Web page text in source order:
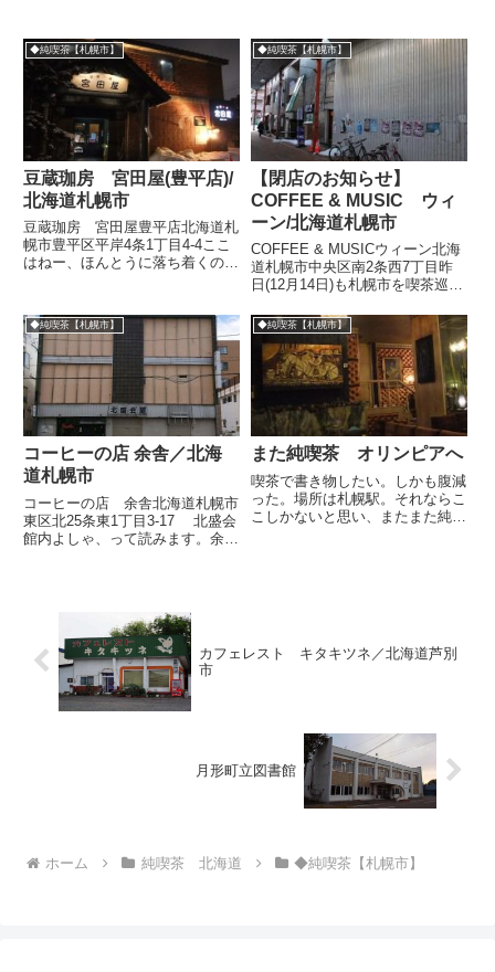
◆純喫茶【札幌市】
豆蔵珈房 宮田屋(豊平店)/
北海道札幌市
豆蔵珈房 宮田屋豊平店北海道札
幌市豊平区平岸4条1丁目4-4ここ
はねー、ほんとうに落ち着くので
広い喫茶はめずらしい。だからお
客同士の距離があり、店員さんか
らも遠く、そういう部分では...
◆純喫茶【札幌市】
【閉店のお知らせ】
COFFEE & MUSIC ウィ
ーン/北海道札幌市
COFFEE & MUSICウィーン北海
道札幌市中央区南2条西7丁目昨
日(12月14日)も札幌市を喫茶巡
に発表した名曲喫茶にも寄った。
戦後の商店街の雰囲気のような屋
根で覆われる狸小路七丁目、ウィ
ーンさんが見えて...
◆純喫茶【札幌市】
コーヒーの店 余舎／北海
道札幌市
コーヒーの店 余舎北海道札幌市
東区北25条東1丁目3-17 北盛会
館内よしゃ、って読みます。余暇
じめる際に、絵やデザインが好き
な若者に50万円(記憶が...
◆純喫茶【札幌市】
また純喫茶 オリンピアへ
喫茶で書き物したい。しかも腹減
った。場所は札幌駅。それならこ
こしかないと思い、またまた純喫
カフェレスト キタキツネ／北海道芦別
市
月形町立図書館
ホーム 純喫茶 北海道 ◆純喫茶【札幌市】